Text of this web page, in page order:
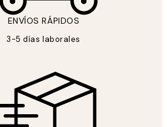
ENVÍOS RÁPIDOS
3-5 días laborales